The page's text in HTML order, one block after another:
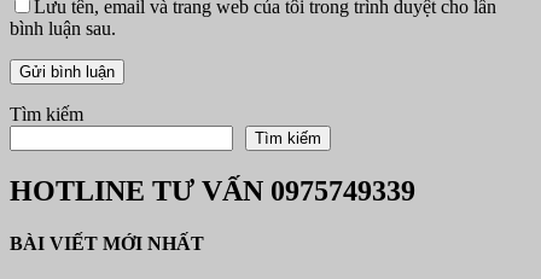
Lưu tên, email và trang web của tôi trong trình duyệt cho lần
bình luận sau.
Tìm kiếm
Tìm kiếm
HOTLINE TƯ VẤN 0975749339
BÀI VIẾT MỚI NHẤT